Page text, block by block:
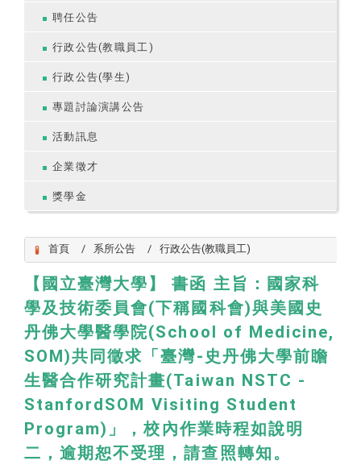
聘任公告
行政公告(教職員工)
行政公告(學生)
專題討論演講公告
活動訊息
企業徵才
獎學金
首頁 系所公告 行政公告(教職員工)
【國立臺灣大學】 書函 主旨：國家科
學及技術委員會(下稱國科會)與美國史
丹佛大學醫學院(School of Medicine,
SOM)共同徵求「臺灣-史丹佛大學前瞻
生醫合作研究計畫(Taiwan NSTC -
StanfordSOM Visiting Student
Program)」，校內作業時程如說明
二，逾期恕不受理，請查照轉知。